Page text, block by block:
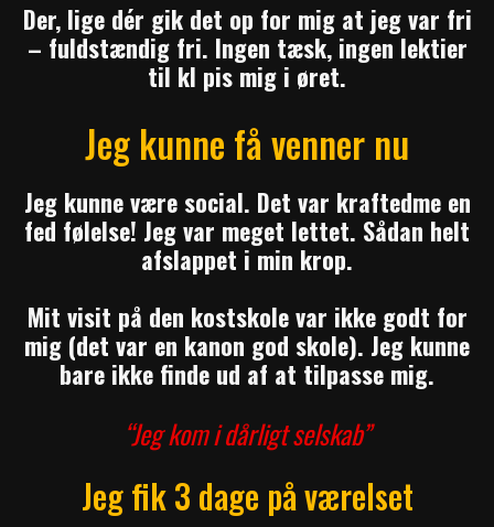
Der, lige dér gik det op for mig at jeg var fri
– fuldstændig fri. Ingen tæsk, ingen lektier
til kl pis mig i øret.
Jeg kunne få venner nu
Jeg kunne være social. Det var kraftedme en
fed følelse! Jeg var meget lettet. Sådan helt
afslappet i min krop.
Mit visit på den kostskole var ikke godt for
mig (det var en kanon god skole). Jeg kunne
bare ikke finde ud af at tilpasse mig.
“Jeg kom i dårligt selskab”
Jeg fik 3 dage på værelset